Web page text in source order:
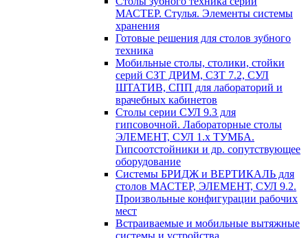
МАСТЕР. Стулья. Элементы системы
хранения
Готовые решения для столов зубного
техника
Мобильные столы, столики, стойки
серий СЗТ ДРИМ, СЗТ 7.2, СУЛ
ШТАТИВ, СПП для лабораторий и
врачебных кабинетов
Столы серии СУЛ 9.3 для
гипсовочной. Лабораторные столы
ЭЛЕМЕНТ, СУЛ 1.х ТУМБА.
Гипсоотстойники и др. сопутствующее
оборудование
Системы БРИДЖ и ВЕРТИКАЛЬ для
столов МАСТЕР, ЭЛЕМЕНТ, СУЛ 9.2.
Произвольные конфигурации рабочих
мест
Встраиваемые и мобильные вытяжные
системы и устройства